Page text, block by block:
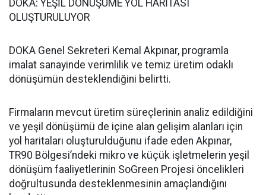
DOKA: YEŞİL DÖNÜŞÜME YOL HARİTASI
OLUŞTURULUYOR
DOKA Genel Sekreteri Kemal Akpınar, programla
imalat sanayinde verimlilik ve temiz üretim odaklı
dönüşümün desteklendiğini belirtti.
Firmaların mevcut üretim süreçlerinin analiz edildiğini
ve yeşil dönüşümü de içine alan gelişim alanları için
yol haritaları oluşturulduğunu ifade eden Akpınar,
TR90 Bölgesi’ndeki mikro ve küçük işletmelerin yeşil
dönüşüm faaliyetlerinin SoGreen Projesi öncelikleri
doğrultusunda desteklenmesinin amaçlandığını